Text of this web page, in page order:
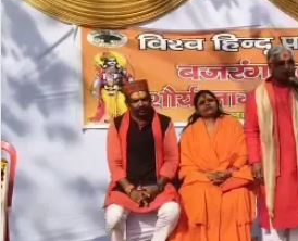
a
n
e
m
a